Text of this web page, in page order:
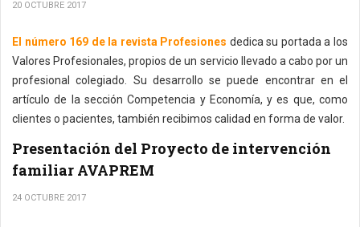
20 OCTUBRE 2017
El número 169 de la revista Profesiones dedica su portada a los
Valores Profesionales, propios de un servicio llevado a cabo por un
profesional colegiado. Su desarrollo se puede encontrar en el
artículo de la sección Competencia y Economía, y es que, como
clientes o pacientes, también recibimos calidad en forma de valor.
Presentación del Proyecto de intervención
familiar AVAPREM
24 OCTUBRE 2017